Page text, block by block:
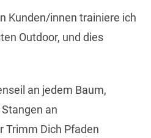
Kunden/innen trainiere ich
Outdoor, und dies
an jedem Baum,
an
Trimm Dich Pfaden